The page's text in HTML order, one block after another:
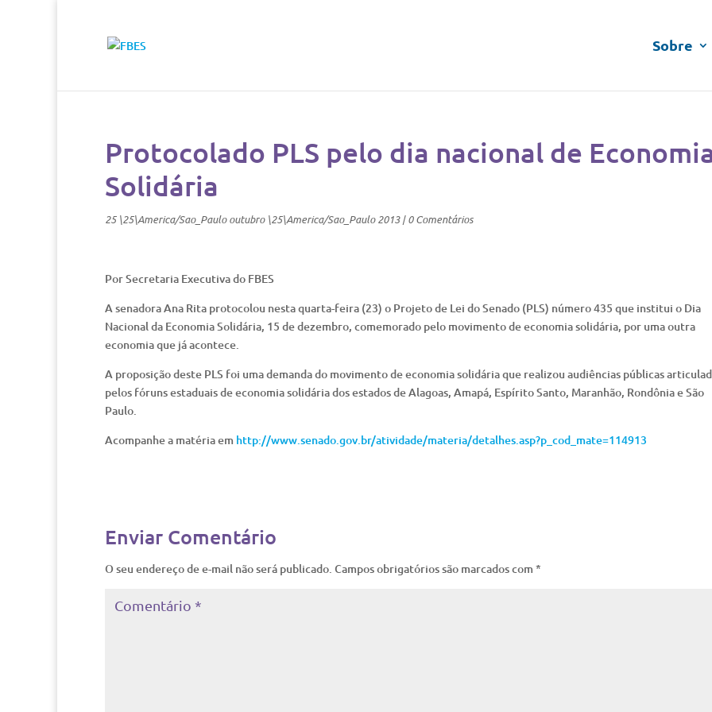
Sobre
Protocolado PLS pelo dia nacional de
Solidária
25 \25\America/Sao_Paulo outubro \25\America/Sao_Paulo 2013|0 Comentários
Por Secretaria Executiva do FBES
A senadora Ana Rita protocolou nesta quarta-feira (23) o Projeto de Lei do Senado (PLS) número 435 que institui o Dia
Nacional da Economia Solidária, 15 de dezembro, comemorado pelo movimento de economia solidária, por uma outra
economia que já acontece.
A proposição deste PLS foi uma demanda do movimento de economia solidária que realizou audiências públicas
pelos fóruns estaduais de economia solidária dos estados de Alagoas, Amapá, Espírito Santo, Maranhão, Rondônia e São
Paulo.
Acompanhe a matéria em http://www.senado.gov.br/atividade/materia/detalhes.asp?p_cod_mate=114913
Enviar Comentário
O seu endereço de e-mail não será publicado. Campos obrigatórios são marcados com *